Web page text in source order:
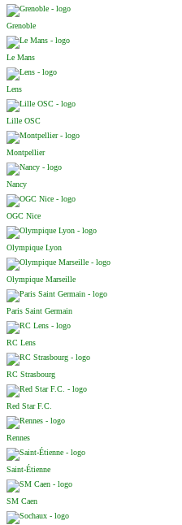
Grenoble
Le Mans
Lens
Lille OSC
Montpellier
Nancy
OGC Nice
Olympique Lyon
Olympique Marseille
Paris Saint Germain
RC Lens
RC Strasbourg
Red Star F.C.
Rennes
Saint-Étienne
SM Caen